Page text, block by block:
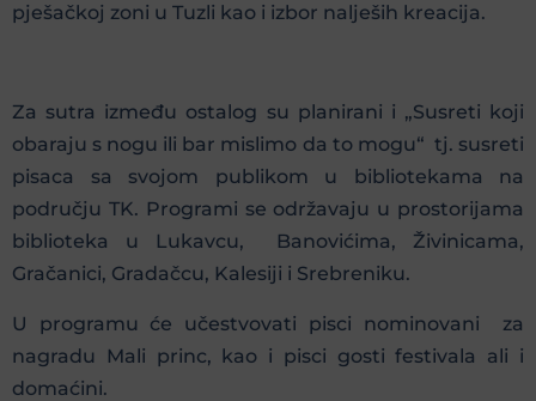
pješačkoj zoni u Tuzli kao i izbor nalješih kreacija.
Za sutra između ostalog su planirani i „Susreti koji
obaraju s nogu ili bar mislimo da to mogu“ tj. susreti
pisaca sa svojom publikom u bibliotekama na
području TK. Programi se održavaju u prostorijama
biblioteka u Lukavcu, Banovićima, Živinicama,
Gračanici, Gradačcu, Kalesiji i Srebreniku.
U programu će učestvovati pisci nominovani za
nagradu Mali princ, kao i pisci gosti festivala ali i
domaćini.